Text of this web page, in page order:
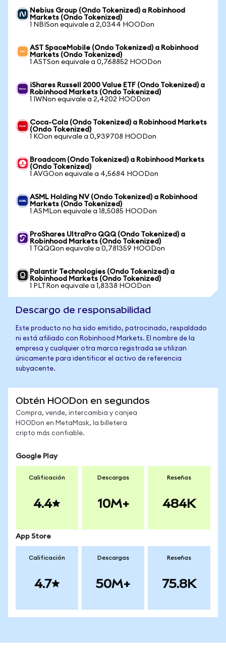
Nebius Group (Ondo Tokenized) a Robinhood
Markets (Ondo Tokenized)
1 NBISon equivale a 2,0344 HOODon
AST SpaceMobile (Ondo Tokenized) a Robinhood
Markets (Ondo Tokenized)
1 ASTSon equivale a 0,768852 HOODon
iShares Russell 2000 Value ETF (Ondo Tokenized) a
Robinhood Markets (Ondo Tokenized)
1 IWNon equivale a 2,4202 HOODon
Coca-Cola (Ondo Tokenized) a Robinhood Markets
(Ondo Tokenized)
1 KOon equivale a 0,939708 HOODon
Broadcom (Ondo Tokenized) a Robinhood Markets
(Ondo Tokenized)
1 AVGOon equivale a 4,5684 HOODon
ASML Holding NV (Ondo Tokenized) a Robinhood
Markets (Ondo Tokenized)
1 ASMLon equivale a 18,5085 HOODon
ProShares UltraPro QQQ (Ondo Tokenized) a
Robinhood Markets (Ondo Tokenized)
1 TQQQon equivale a 0,781359 HOODon
Palantir Technologies (Ondo Tokenized) a
Robinhood Markets (Ondo Tokenized)
1 PLTRon equivale a 1,8338 HOODon
Descargo de responsabilidad
Este producto no ha sido emitido, patrocinado, respaldado
ni está afiliado con Robinhood Markets. El nombre de la
empresa y cualquier otra marca registrada se utilizan
únicamente para identificar el activo de referencia
subyacente.
Obtén HOODon en segundos
Compra, vende, intercambia y canjea
HOODon en MetaMask, la billetera
cripto más confiable.
Google Play
Calificación
4.4
Descargas
10M+
Reseñas
484K
App Store
Calificación
4.7
Descargas
50M+
Reseñas
75.8K